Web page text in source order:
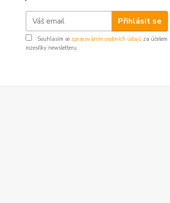
Přihlásit se
Souhlasím se zpracováním osobních údajů za účelem
rozesílky newsletteru.